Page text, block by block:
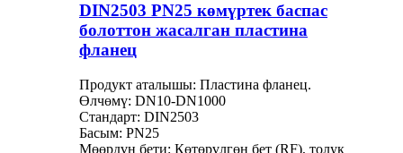
DIN2503 PN25 көмүртек баспас
болоттон жасалган пластина
фланец
Продукт аталышы: Пластина фланец.
Өлчөмү: DN10-DN1000
Стандарт: DIN2503
Басым: PN25
Мөөрдүн бети: Көтөрүлгөн бет (RF), толук